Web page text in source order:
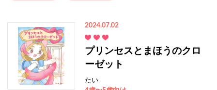
2024.07.02
プリンセスとまほうのクロ
ーゼット
たい